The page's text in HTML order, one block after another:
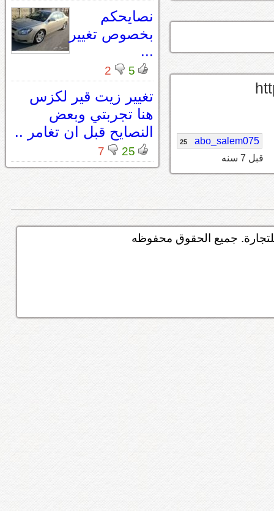
abo_salem075
25
قبل 7 سنه
نصايحكم
بخصوص تغيير
...
5
2
تغيير زيت قير لكزس
هنا تجربتي وبعض
النصايح قبل ان تغامر ..
25
7
جميع الحقوق محفوظه